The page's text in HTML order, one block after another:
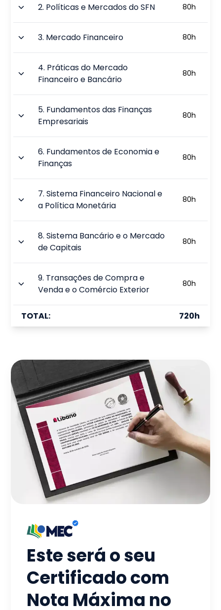
2. Políticas e Mercados do SFN 80h
3. Mercado Financeiro 80h
4. Práticas do Mercado
Financeiro e Bancário
80h
5. Fundamentos das Finanças
Empresariais
80h
6. Fundamentos de Economia e
Finanças
80h
7.Sistema Financeiro Nacional e
a Política Monetária
80h
8.Sistema Bancário e o Mercado
de Capitais
80h
9. Transações de Compra e
Venda e o Comércio Exterior
80h
TOTAL: 720h
Este será o seu
Certificado com
Nota Máxima no